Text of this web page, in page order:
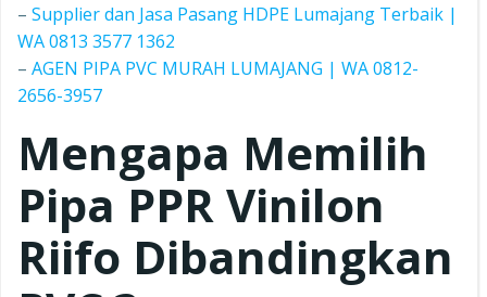
– Supplier dan Jasa Pasang HDPE Lumajang Terbaik |
WA 0813 3577 1362
– AGEN PIPA PVC MURAH LUMAJANG | WA 0812-
2656-3957
Mengapa Memilih
Pipa PPRVinilon
Riifo Dibandingkan